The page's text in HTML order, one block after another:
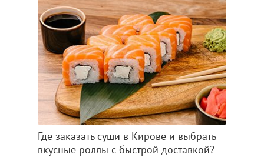
Где заказать суши в Кирове и выбрать
вкусные роллы с быстрой доставкой?